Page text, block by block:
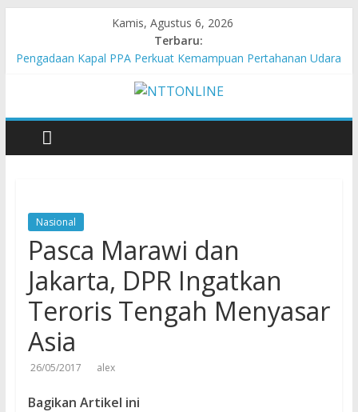
Kamis, Agustus 6, 2026
Terbaru:
Pengadaan Kapal PPA Perkuat Kemampuan Pertahanan Udara
Cahaya Kemerdekaan di Nonotbatan: Listrik Masuk Desa, PLN
Honda AT Family Day Semarakkan 11 Kota di Jawa Timur
Hasil KKN Kolaborasi UGM-Undana Jadi Pedoman Bangun
Nasional
Pasca Marawi dan
Jakarta, DPR Ingatkan
Teroris Tengah Menyasar
Asia
26/05/2017 alex
Bagikan Artikel ini